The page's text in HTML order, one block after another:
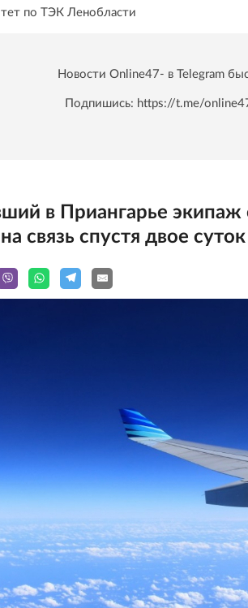
по ТЭК Ленобласти
Новости Online47- в Telegram
Подпишись: https://t.me/
в Приангарье экипаж
связь спустя двое суток